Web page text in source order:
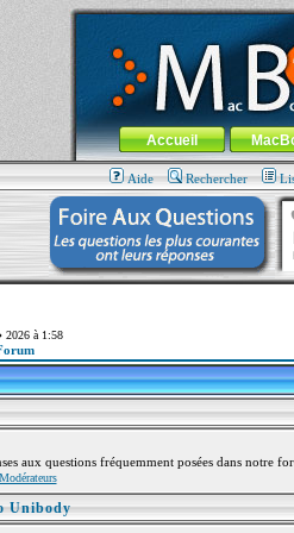
MacBook-fr.com : 100% Apple... 100%
Aller au contenu-Aller au menu
Menu général
Accueil
Aide Rechercher
2026 à 1:58
aux questions fréquemment posées dans notre
Unibody